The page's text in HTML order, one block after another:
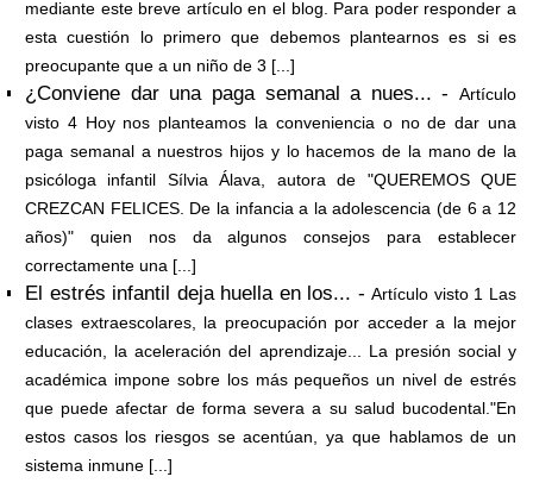
mediante este breve artículo en el blog. Para poder responder a
esta cuestión lo primero que debemos plantearnos es si es
preocupante que a un niño de 3 [...]
¿Conviene dar una paga semanal a nues... - Artículo
visto 4 Hoy nos planteamos la conveniencia o no de dar una
paga semanal a nuestros hijos y lo hacemos de la mano de la
psicóloga infantil Sílvia Álava, autora de "QUEREMOS QUE
CREZCAN FELICES. De la infancia a la adolescencia (de 6 a 12
años)" quien nos da algunos consejos para establecer
correctamente una [...]
El estrés infantil deja huella en los... -Artículo visto 1 Las
clases extraescolares, la preocupación por acceder a la mejor
educación, la aceleración del aprendizaje... La presión social y
académica impone sobre los más pequeños un nivel de estrés
que puede afectar de forma severa a su salud bucodental."En
estos casos los riesgos se acentúan, ya que hablamos de un
sistema inmune [...]